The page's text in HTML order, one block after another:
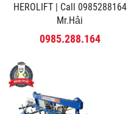
HEROLIFT | Call 0985288164
Mr.Hải
0985.288.164